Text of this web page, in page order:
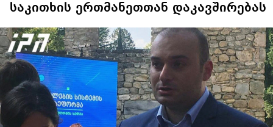
საკითხის ერთმანეთთან დაკავშირებას